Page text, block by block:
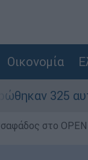
Οικονομία
στις
στο